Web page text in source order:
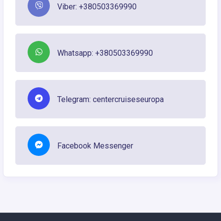
Viber: +380503369990
Whatsapp: +380503369990
Telegram: centercruiseseuropa
Facebook Messenger